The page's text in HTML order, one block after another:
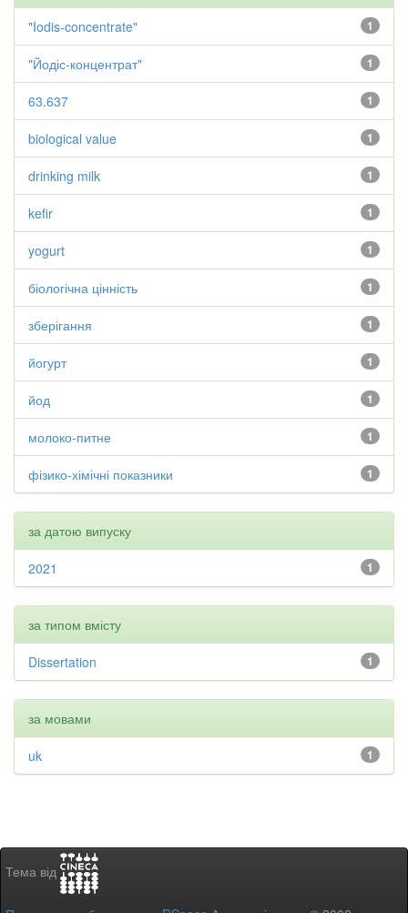
1
"Iodis-concentrate"
1
"Йодіс-концентрат"
1
63.637
1
biological value
1
drinking milk
1
kefir
1
yogurt
1
біологічна цінність
1
зберігання
1
йогурт
1
йод
1
молоко-питне
1
фізико-хімічні показники
за датою випуску
1
2021
за типом вмісту
1
Dissertation
за мовами
1
uk
Тема від